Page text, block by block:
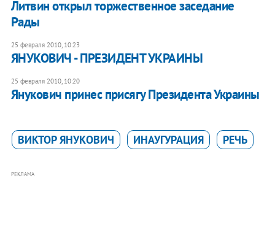
Литвин открыл торжественное заседание
Рады
25 февраля 2010, 10:23
ЯНУКОВИЧ - ПРЕЗИДЕНТ УКРАИНЫ
25 февраля 2010, 10:20
Янукович принес присягу Президента Украины
ВИКТОР ЯНУКОВИЧ ИНАУГУРАЦИЯ РЕЧЬ
РЕКЛАМА